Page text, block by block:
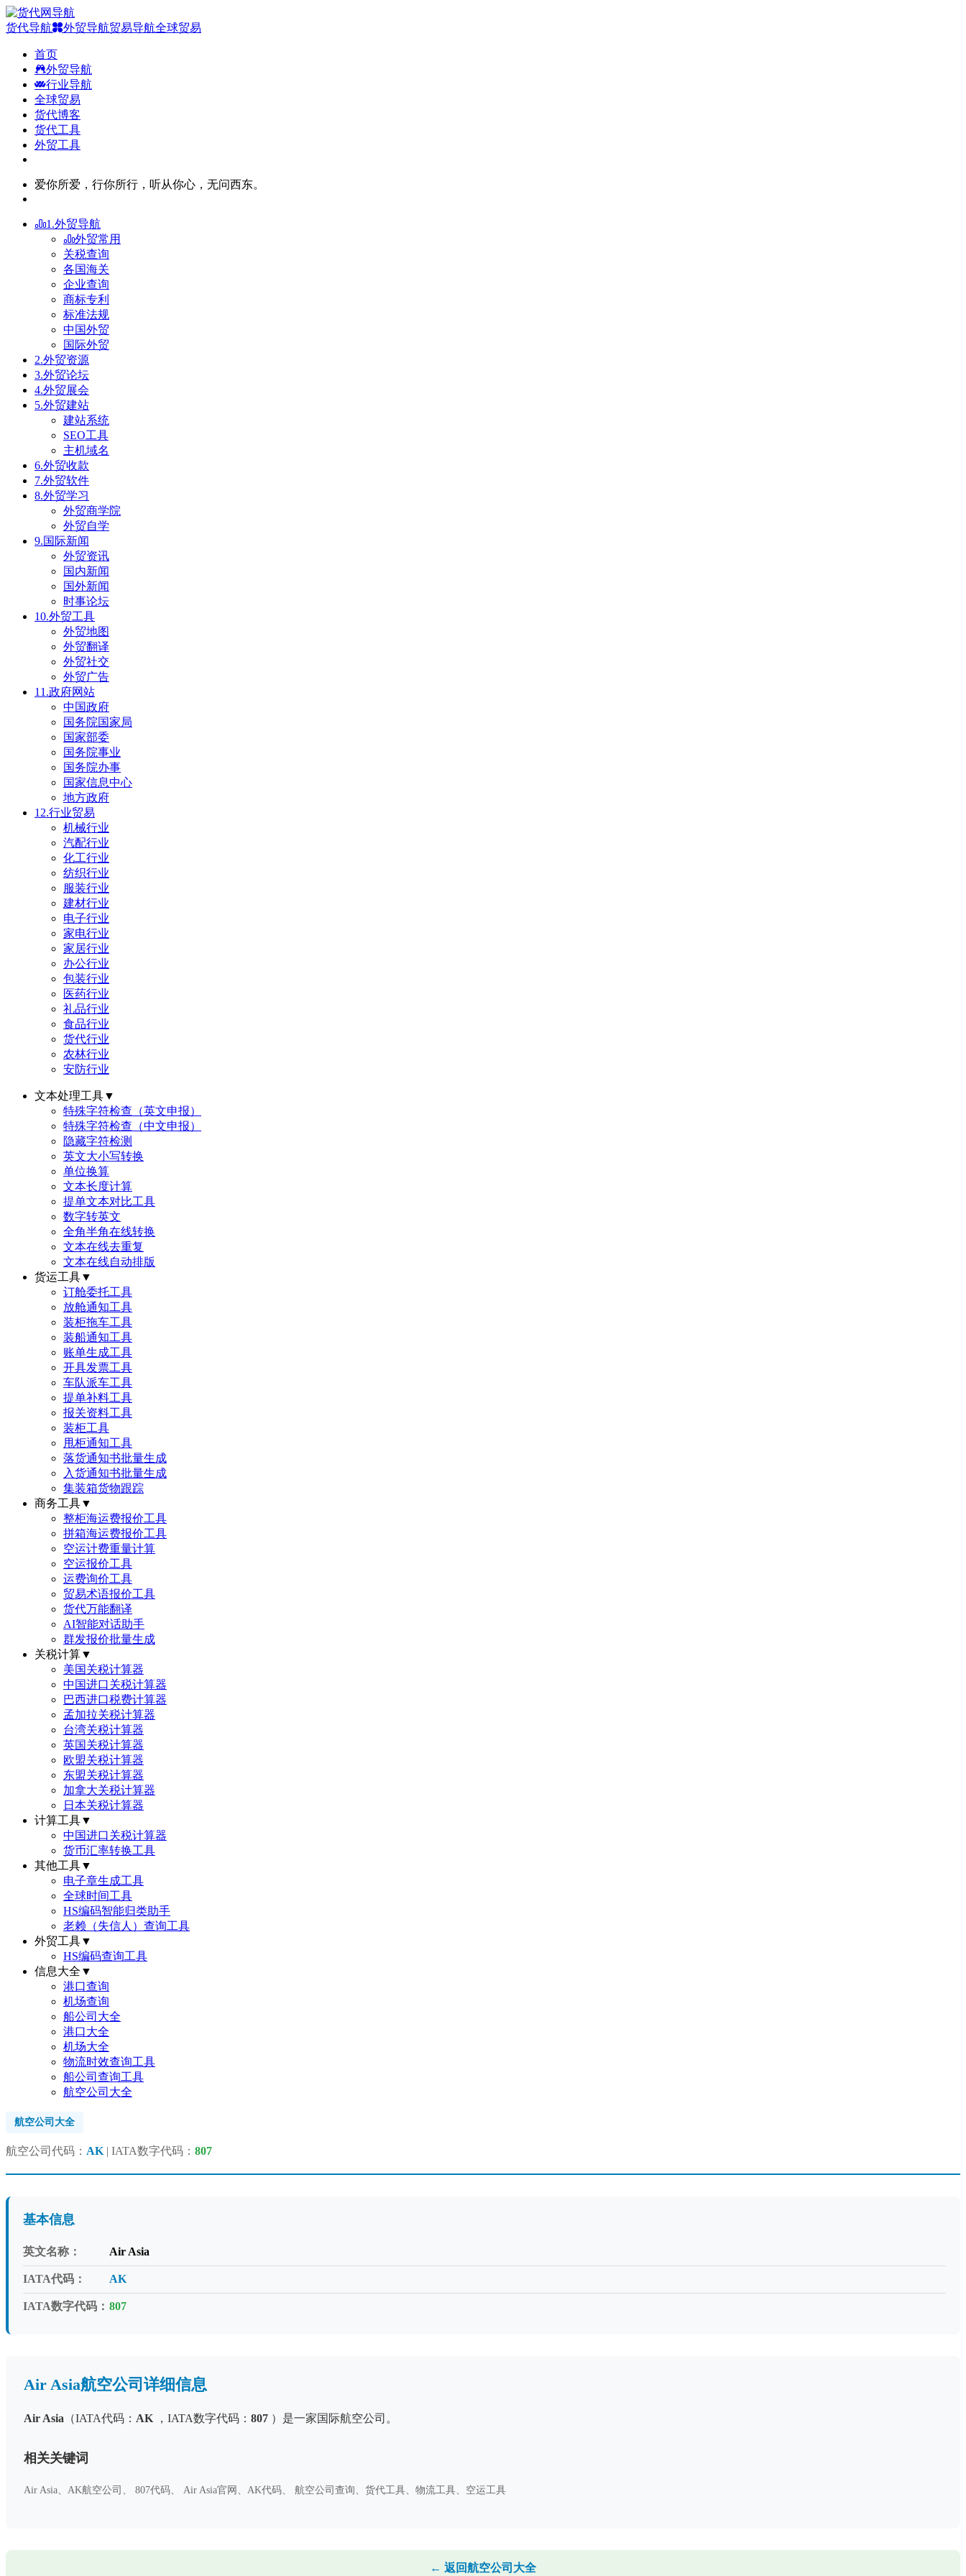
货代导航 外贸导航贸易导航全球贸易
首页
外贸导航
行业导航
全球贸易
货代博客
货代工具
外贸工具
爱你所爱，行你所行，听从你心，无问西东。
1.外贸导航
外贸常用
关税查询
各国海关
企业查询
商标专利
标准法规
中国外贸
国际外贸
2.外贸资源
3.外贸论坛
4.外贸展会
5.外贸建站
建站系统
SEO工具
主机域名
6.外贸收款
7.外贸软件
8.外贸学习
外贸商学院
外贸自学
9.国际新闻
外贸资讯
国内新闻
国外新闻
时事论坛
10.外贸工具
外贸地图
外贸翻译
外贸社交
外贸广告
11.政府网站
中国政府
国务院国家局
国家部委
国务院事业
国务院办事
国家信息中心
地方政府
12.行业贸易
机械行业
汽配行业
化工行业
纺织行业
服装行业
建材行业
电子行业
家电行业
家居行业
办公行业
包装行业
医药行业
礼品行业
食品行业
货代行业
农林行业
安防行业
文本处理工具▼
特殊字符检查（英文申报）
特殊字符检查（中文申报）
隐藏字符检测
英文大小写转换
单位换算
文本长度计算
提单文本对比工具
数字转英文
全角半角在线转换
文本在线去重复
文本在线自动排版
货运工具▼
订舱委托工具
放舱通知工具
装柜拖车工具
装船通知工具
账单生成工具
开具发票工具
车队派车工具
提单补料工具
报关资料工具
装柜工具
甩柜通知工具
落货通知书批量生成
入货通知书批量生成
集装箱货物跟踪
商务工具▼
整柜海运费报价工具
拼箱海运费报价工具
空运计费重量计算
空运报价工具
运费询价工具
贸易术语报价工具
货代万能翻译
AI智能对话助手
群发报价批量生成
关税计算▼
美国关税计算器
中国进口关税计算器
巴西进口税费计算器
孟加拉关税计算器
台湾关税计算器
英国关税计算器
欧盟关税计算器
东盟关税计算器
加拿大关税计算器
日本关税计算器
计算工具▼
中国进口关税计算器
货币汇率转换工具
其他工具▼
电子章生成工具
全球时间工具
HS编码智能归类助手
老赖（失信人）查询工具
外贸工具▼
HS编码查询工具
信息大全 ▼
港口查询
机场查询
船公司大全
港口大全
机场大全
物流时效查询工具
船公司查询工具
航空公司大全
航空公司大全
航空公司代码： AK | IATA数字代码： 807
基本信息
英文名称： Air Asia
IATA代码： AK
IATA数字代码： 807
Air Asia航空公司详细信息
Air Asia （IATA代码： AK ，IATA数字代码： 807 ）是一家国际航空公司。
相关关键词
Air Asia、AK航空公司、 807代码、 Air Asia官网、AK代码、 航空公司查询、货代工具、物流工具、空运工具
← 返回航空公司大全